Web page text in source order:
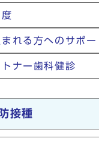
れる方へのサポー
ナー歯科健診
接種